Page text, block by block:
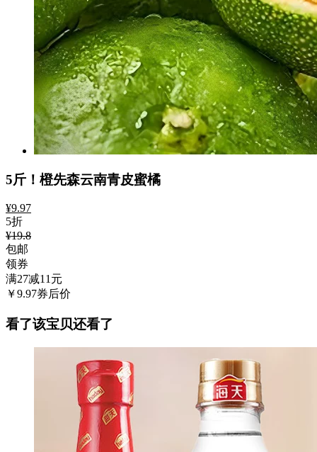
5斤！橙先森云南青皮蜜橘
¥9.97
5折
¥19.8
包邮
领券
满27减11 元
￥9.97券后价
看了该宝贝还看了